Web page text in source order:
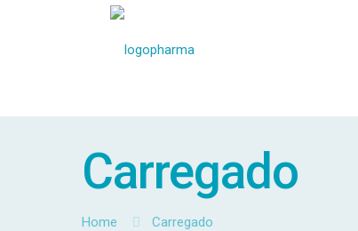
Carregado
Home Carregado